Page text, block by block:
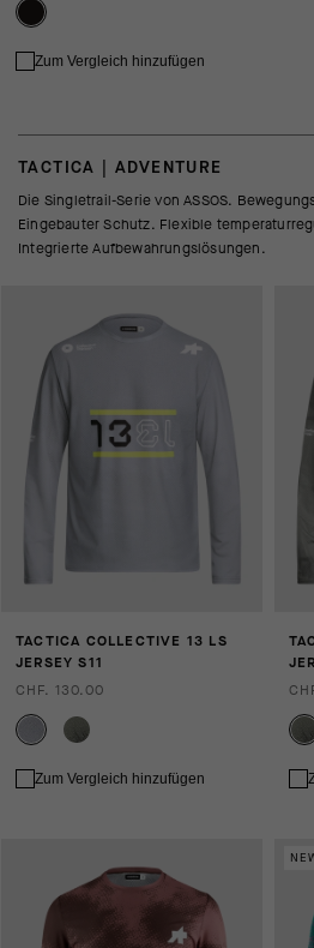
Zum Vergleich hinzufügen
TACTICA | ADVENTURE
Die Singletrail-Serie von ASSOS.
Eingebauter Schutz. Flexible
Integrierte Aufbewahrungslösungen.
TACTICA COLLECTIVE 13 LS
JERSEY S11
CHF. 130.00
Zum Vergleich hinzufügen